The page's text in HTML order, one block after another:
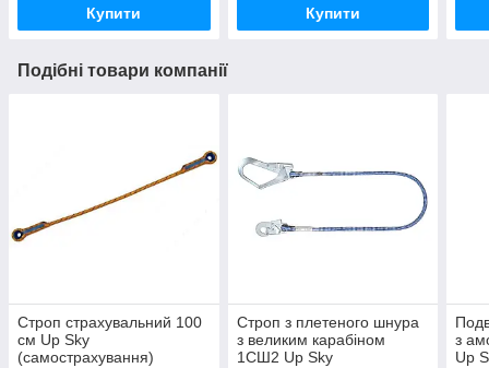
Купити Купити
Подібні товари компанії
Строп страхувальний 100
см Up Sky
(самострахування)
Строп з плетеного шнура
з великим карабіном
1СШ2 Up Sky
з
Up